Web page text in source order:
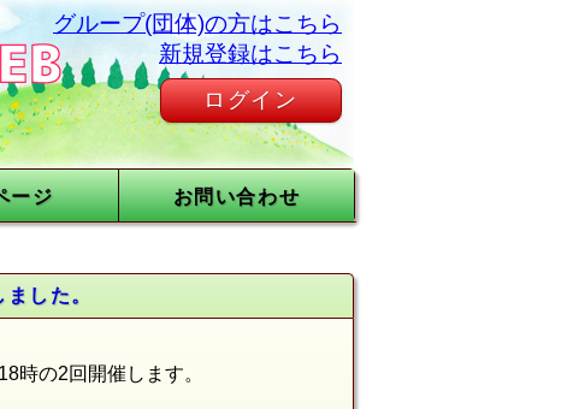
グループ(団体)の方はこちら
新規登録はこちら
ログイン
ージ お問い合わせ
した。
時の2回開催します。